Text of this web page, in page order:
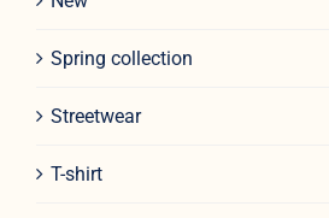
Spring collection
Streetwear
T-shirt